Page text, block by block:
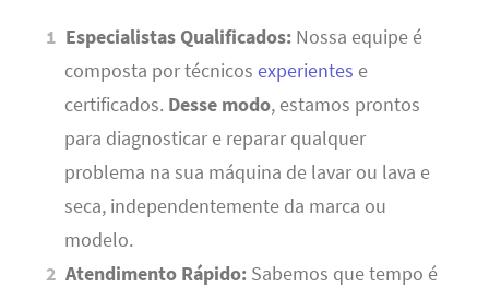
Especialistas Qualificados: Nossa equipe é
composta por técnicos experientes e
certificados. Desse modo, estamos prontos
para diagnosticar e reparar qualquer
problema na sua máquina de lavar ou lava e
seca, independentemente da marca ou
modelo.
Atendimento Rápido: Sabemos que tempo é